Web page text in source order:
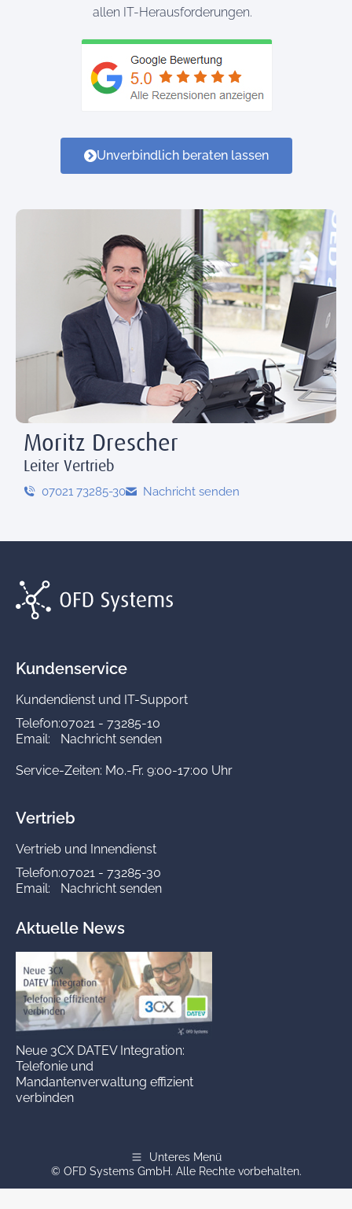
allen IT-Herausforderungen.
Unverbindlich beraten lassen
Moritz Drescher
Leiter Vertrieb
07021 73285-30 Nachricht senden
Kundenservice
Kundendienst und IT-Support
Telefon:07021 - 73285-10
Email:
Nachricht senden
Service-Zeiten: Mo.-Fr. 9:00-17:00 Uhr
Vertrieb
Vertrieb und Innendienst
Telefon:07021 - 73285-30
Email:
Nachricht senden
Aktuelle News
Neue 3CX DATEV Integration:
Telefonie und
Mandantenverwaltung effizient
verbinden
Unteres Menü
© OFD Systems GmbH. Alle Rechte vorbehalten.